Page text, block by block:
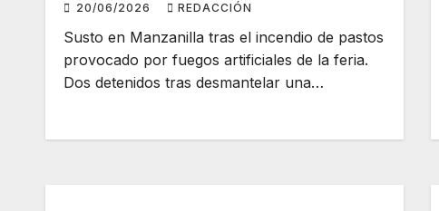
20/06/2026 REDACCIÓN
Susto en Manzanilla tras el incendio de pastos
provocado por fuegos artificiales de la feria.
Dos detenidos tras desmantelar una…